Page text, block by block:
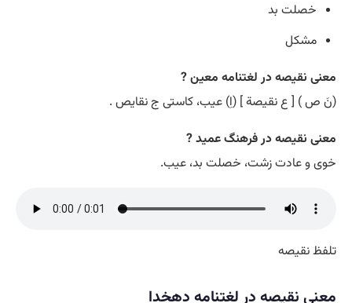
خصلت بد
مشکل
معنی نقیصه در لغتنامه معین ?
(نَ ص ) [ ع نقیصة ] (اِ) عیب، کاستی ج نقایص .
معنی نقیصه در فرهنگ عمید ?
خوی و عادت زشت، خصلت بد، عیب.
تلفظ نقیصه
معنی نقیصه در لغتنامه دهخدا